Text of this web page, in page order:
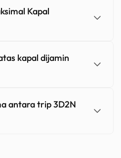
Kapal
kapal dijamin
antara trip 3D2N